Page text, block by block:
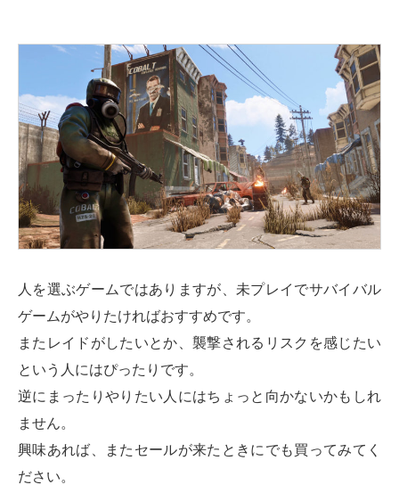
人を選ぶゲームではありますが、未プレイでサバイバル
ゲームがやりたければおすすめです。
またレイドがしたいとか、襲撃されるリスクを感じたい
という人にはぴったりです。
逆にまったりやりたい人にはちょっと向かないかもしれ
ません。
興味あれば、またセールが来たときにでも買ってみてく
ださい。